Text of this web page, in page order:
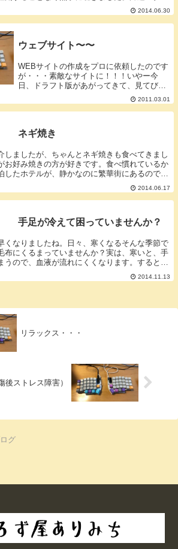
2014.06.30
ウェブサイト〜〜
WEBサイトの作成をプロに依頼したのです
が・・・素敵なサイトに！！！いやー今
日、ドラフト版があがってきて、見てびっ
くり・・・ホント素敵です。明日中に直す
とこ指摘して、完成って感じですね。ま
だ、公開できないけど、公開するのが楽し
2011.03.01
ネギ焼き
しましたが、ちゃんとネギ焼きも食べてきまし
お好み焼きの方が好きです。食べ慣れているか
したホテルが、静かなのに繁華街にあるので、
2014.06.17
手足が冷えて困っていませんか？
くなりましたね。日々、寒くなるそんな季節で
布にくるまっていませんか？実は、寒いと、手
うので、血液が流れにくくなります。すると、
2014.11.13
リラックス・・・
後ストレス障害）
グ